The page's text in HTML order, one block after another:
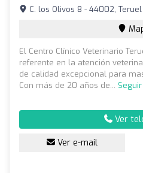
C. los Olivos 8 - 44002, Teruel
El Centro Clínico Veterinario
referente en la atención
de calidad excepcional para
Con más de 20 años de...
Ver
Ver e-mail